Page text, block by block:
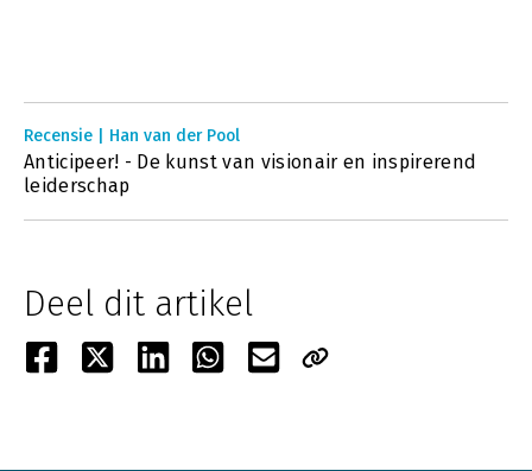
Recensie | Han van der Pool
Anticipeer! - De kunst van visionair en inspirerend
leiderschap
Deel dit artikel